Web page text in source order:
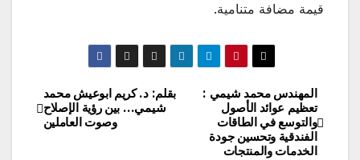
قيمة مضافة متنامية.
تصفّح
المقالات
بقلم: د. كريم ابوعيش محمد
شيمي… بين رؤية الإصلاح
وصوت العاملين
المهندس محمد شيمي :
تعظيم عوائد الأصول
والتوسع في الطاقات
الفندقية وتحسين جودة
الخدمات والمنتجات